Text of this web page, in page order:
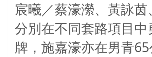
宸曦／蔡濠瀠、黃詠茵
分別在不同套路項目中
牌，施嘉濠亦在男青65